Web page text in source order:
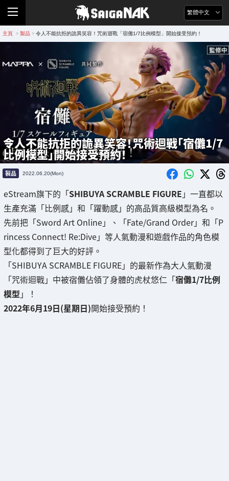
繁體中文
主頁 > 製品 > 令人不能抗拒的詭異笑容！咒術迴戰「宿儺1/7比例模型」開始接受預約！
令人不能抗拒的詭異笑容！咒術迴戰「宿儺1/7
比例模型」開始接受預約！
製品 2022.06.20(Mon)
eStream旗下的「SHIBUYA SCRAMBLE FIGURE 」一直都以
生產充滿「比例感」和「躍動感」的高品質高級模型為名。
先前把「Sword Art Online」、「Fate/Grand Order」和「P
rincess Connect! Re:Dive」等人氣動漫和遊戲作品的角色模
型化都得到了巨大的好評。
「SHIBUYA SCRAMBLE FIGURE」的最新作為大人氣動漫
「咒術迴戰」中被宿儺佔領了身體的虎杖悠仁「宿儺1/7比例
模型 」！
2022年6月19日(星期日)開始接受預約！